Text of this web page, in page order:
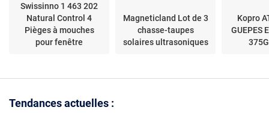
Swissinno 1 463 202
Natural Control 4
Pièges à mouches
pour fenêtre
Magneticland Lot de 3
chasse-taupes
solaires ultrasoniques
Kopro
GUEPES
Tendances actuelles :